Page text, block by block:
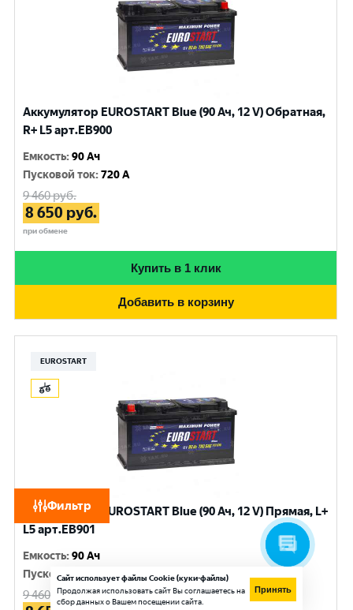
Фильтр
Аккумулятор EUROSTART Blue (90 Ач, 12 V) Обратная,
R+ L5 арт.EB900
Емкость:90 Ач
Пусковой ток:720 A
9 460руб.
8 650 руб.
при обмене
Купить в 1 клик
Добавить в корзину
EUROSTART
Аккумулятор EUROSTART Blue (90 Ач, 12 V) Прямая, L+
L5 арт.EB901
Емкость:90 Ач
Пусковой ток: 720 A
9 460 руб.
Сайт использует файлы Cookie (куки-файлы)
Продолжая использовать сайт Вы соглашаетесь на
сбор данных о Вашем посещении сайта.
Принять